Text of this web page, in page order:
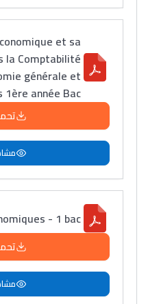
et sa
la Comptabilité
générale et
année Bac
- 1 bac